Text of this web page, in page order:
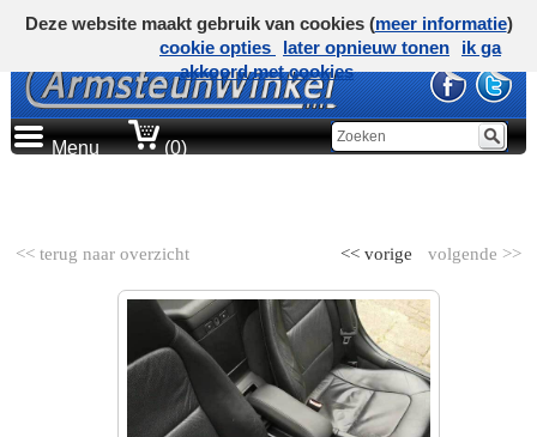
Menu (0)
<< terug naar overzicht volgende >>
<< vorige
Deze website maakt gebruik van cookies (meer informatie)
cookie opties
later opnieuw tonen
ik ga
akkoord met cookies